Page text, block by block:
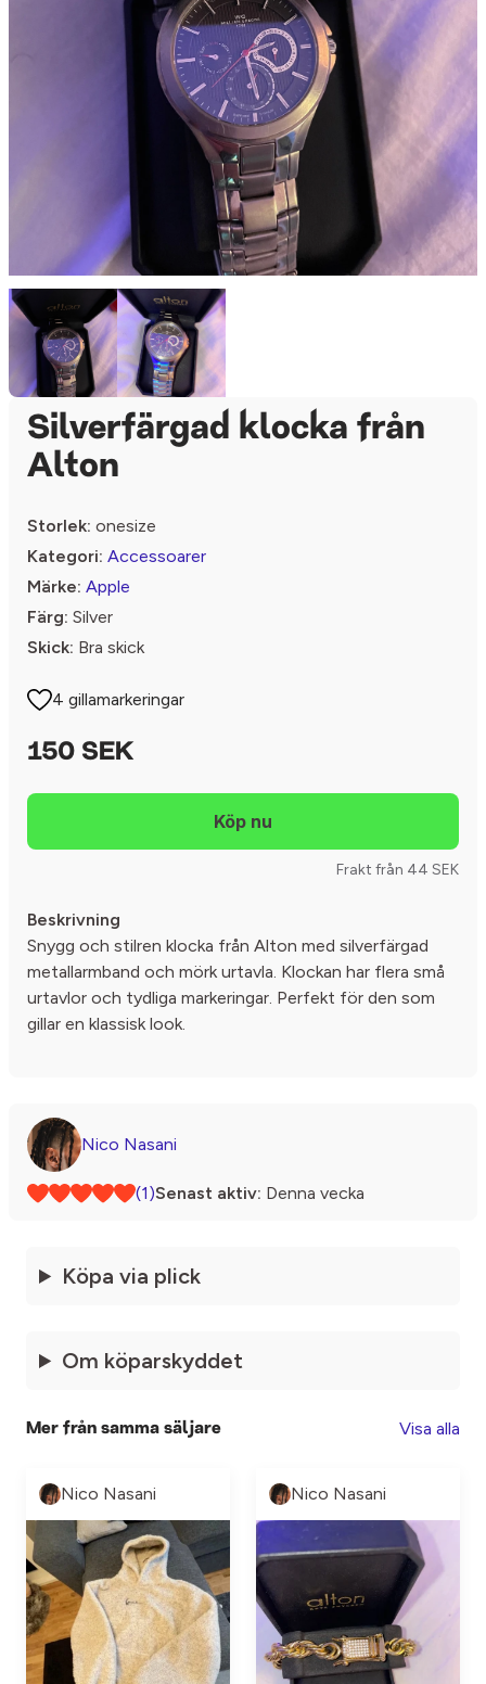
Silverfärgad klocka från
Alton
Storlek: onesize
Kategori: Accessoarer
Märke: Apple
Färg: Silver
Skick: Bra skick
4 gillamarkeringar
150 SEK
Frakt från 44 SEK
Beskrivning
Snygg och stilren klocka från Alton med silverfärgad
metallarmband och mörk urtavla. Klockan har flera små
urtavlor och tydliga markeringar. Perfekt för den som
gillar en klassisk look.
Nico Nasani
(1)Senast aktiv: Denna vecka
Köpa via plick
Om köparskyddet
Mer från samma säljare Visa alla
Nico Nasani Nico Nasani